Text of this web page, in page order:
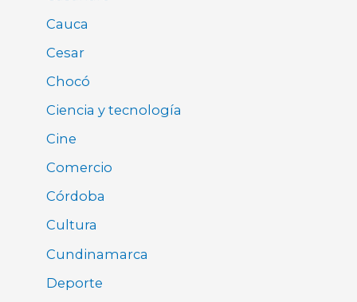
Cauca
Cesar
Chocó
Ciencia y tecnología
Cine
Comercio
Córdoba
Cultura
Cundinamarca
Deporte